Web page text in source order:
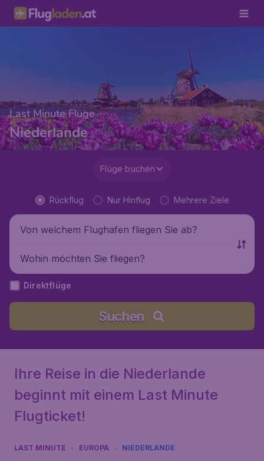
Last Minute Flüge
Niederlande
Flüge buchen
Rückflug Nur Hinflug Mehrere Ziele
Von welchem Flughafen fliegen Sie ab?
Wohin möchten Sie fliegen?
Direktflüge
Suchen
Ihre Reise in die Niederlande
beginnt mit einem Last Minute
Flugticket!
LAST MINUTE EUROPA NIEDERLANDE